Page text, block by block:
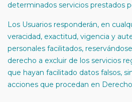
determinados servicios prestados
Los Usuarios responderán, en
veracidad, exactitud, vigencia y
personales facilitados,
derecho a excluir de los servicios
que hayan facilitado datos falsos,
acciones que procedan en